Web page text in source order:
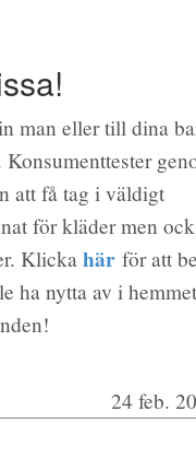
man eller till dina
att få tag i väldigt
för kläder men
Klickahär för att
ha nytta av i
24 feb.